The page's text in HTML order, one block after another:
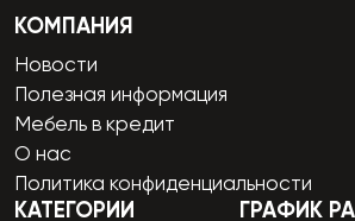
КОМПАНИЯ
Новости
Полезная информация
Мебель в кредит
О нас
Политика конфиденциальности
КАТЕГОРИИ ГРАФИК